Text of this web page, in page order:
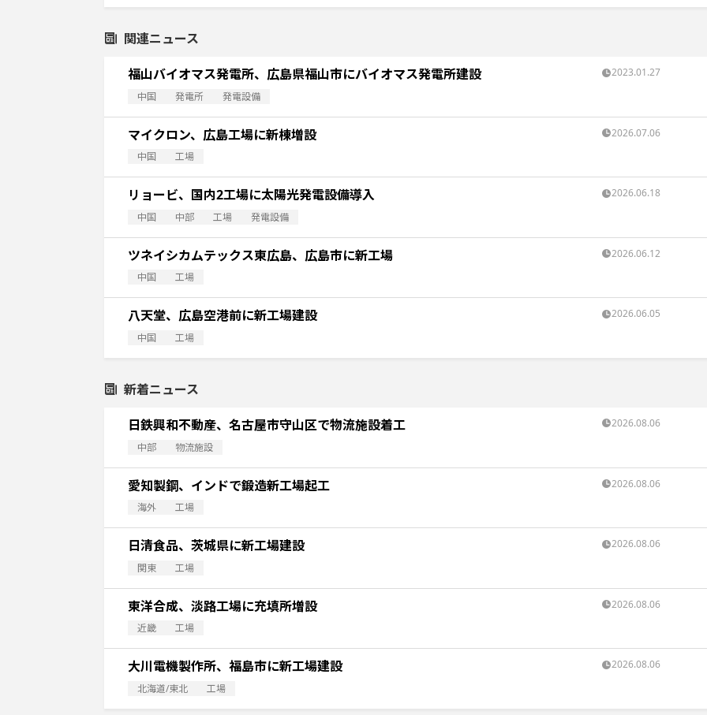
関連ニュース
福山バイオマス発電所、広島県福山市にバイオマス発電所建設
中国 発電所 発電設備
2023.01.27
マイクロン、広島工場に新棟増設
中国 工場
2026.07.06
リョービ、国内2工場に太陽光発電設備導入
中国 中部 工場 発電設備
2026.06.18
ツネイシカムテックス東広島、広島市に新工場
中国 工場
2026.06.12
八天堂、広島空港前に新工場建設
中国 工場
2026.06.05
新着ニュース
日鉄興和不動産、名古屋市守山区で物流施設着工
中部 物流施設
2026.08.06
愛知製鋼、インドで鍛造新工場起工
海外 工場
2026.08.06
日清食品、茨城県に新工場建設
関東 工場
2026.08.06
東洋合成、淡路工場に充填所増設
近畿 工場
2026.08.06
大川電機製作所、福島市に新工場建設
北海道/東北 工場
2026.08.06